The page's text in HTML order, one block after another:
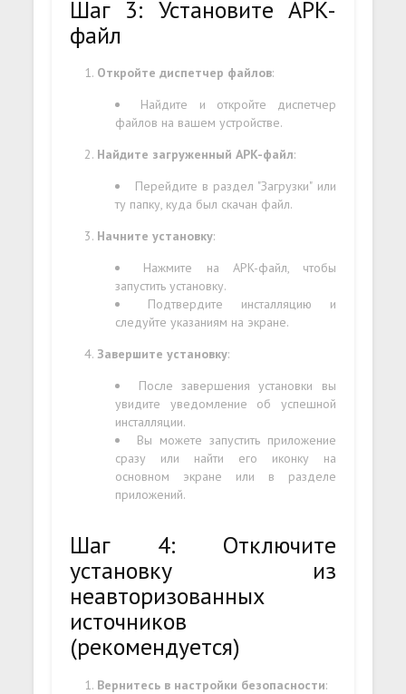
Шаг 3: Установите APK-
файл
Откройте диспетчер файлов:
Найдите и откройте диспетчер
файлов на вашем устройстве.
Найдите загруженный APK-файл:
Перейдите в раздел "Загрузки" или
ту папку, куда был скачан файл.
Начните установку:
Нажмите на APK-файл, чтобы
запустить установку.
Подтвердите инсталляцию и
следуйте указаниям на экране.
Завершите установку:
После завершения установки вы
увидите уведомление об успешной
инсталляции.
Вы можете запустить приложение
сразу или найти его иконку на
основном экране или в разделе
приложений.
Шаг 4: Отключите
установку из
неавторизованных
источников
(рекомендуется)
Вернитесь в настройки безопасности: